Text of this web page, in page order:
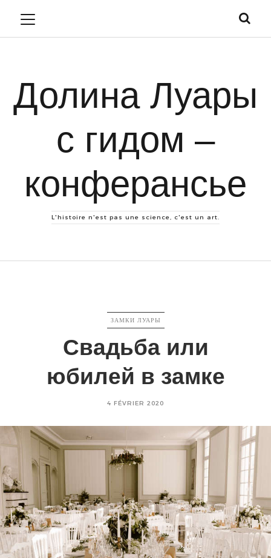
Долина Луары
с гидом –
конферансье
L'histoire n'est pas une science, c'est un art.
CATEGORIES
ЗАМКИ ЛУАРЫ
Свадьба или
юбилей в замке
Posted
4 FÉVRIER 2020